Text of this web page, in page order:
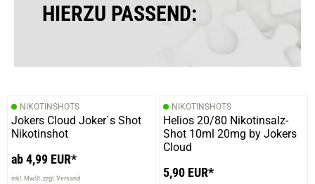
HIERZU PASSEND:
NIKOTINSHOTS
Jokers Cloud Joker`s Shot
Nikotinshot
ab 4,99 EUR*
inkl. MwSt. zzgl. Versand
NIKOTINSHOTS
Helios 20/80 Nikotinsalz-
Shot 10ml 20mg by Jokers
Cloud
5,90 EUR*